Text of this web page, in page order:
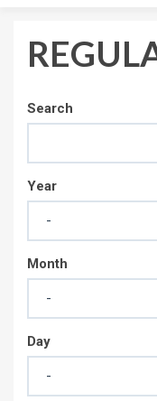
Search
Year
Month
Day